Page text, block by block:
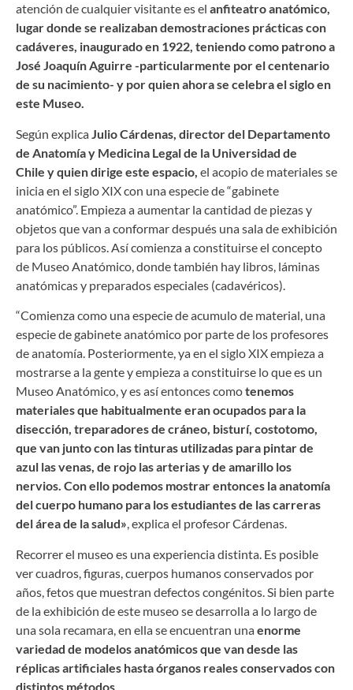
atención de cualquier visitante es el anfiteatro anatómico,
lugar donde se realizaban demostraciones prácticas con
cadáveres, inaugurado en 1922, teniendo como patrono a
José Joaquín Aguirre -particularmente por el centenario
de su nacimiento- y por quien ahora se celebra el siglo en
este Museo.
Según explica Julio Cárdenas, director del Departamento
de Anatomía y Medicina Legal de la Universidad de
Chile y quien dirige este espacio, el acopio de materiales se
inicia en el siglo XIX con una especie de “gabinete
anatómico”. Empieza a aumentar la cantidad de piezas y
objetos que van a conformar después una sala de exhibición
para los públicos. Así comienza a constituirse el concepto
de Museo Anatómico, donde también hay libros, láminas
anatómicas y preparados especiales (cadavéricos).
“Comienza como una especie de acumulo de material, una
especie de gabinete anatómico por parte de los profesores
de anatomía. Posteriormente, ya en el siglo XIX empieza a
mostrarse a la gente y empieza a constituirse lo que es un
Museo Anatómico, y es así entonces comotenemos
materiales que habitualmente eran ocupados para la
disección, treparadores de cráneo, bisturí, costotomo,
que van junto con las tinturas utilizadas para pintar de
azul las venas, de rojo las arterias y de amarillo los
nervios. Con ello podemos mostrar entonces la anatomía
del cuerpo humano para los estudiantes de las carreras
del área de la salud», explica el profesor Cárdenas.
Recorrer el museo es una experiencia distinta. Es posible
ver cuadros, figuras, cuerpos humanos conservados por
años, fetos que muestran defectos congénitos. Si bien parte
de la exhibición de este museo se desarrolla a lo largo de
una sola recamara, en ella se encuentran unaenorme
variedad de modelos anatómicos que van desde las
réplicas artificiales hasta órganos reales conservados con
distintos métodos